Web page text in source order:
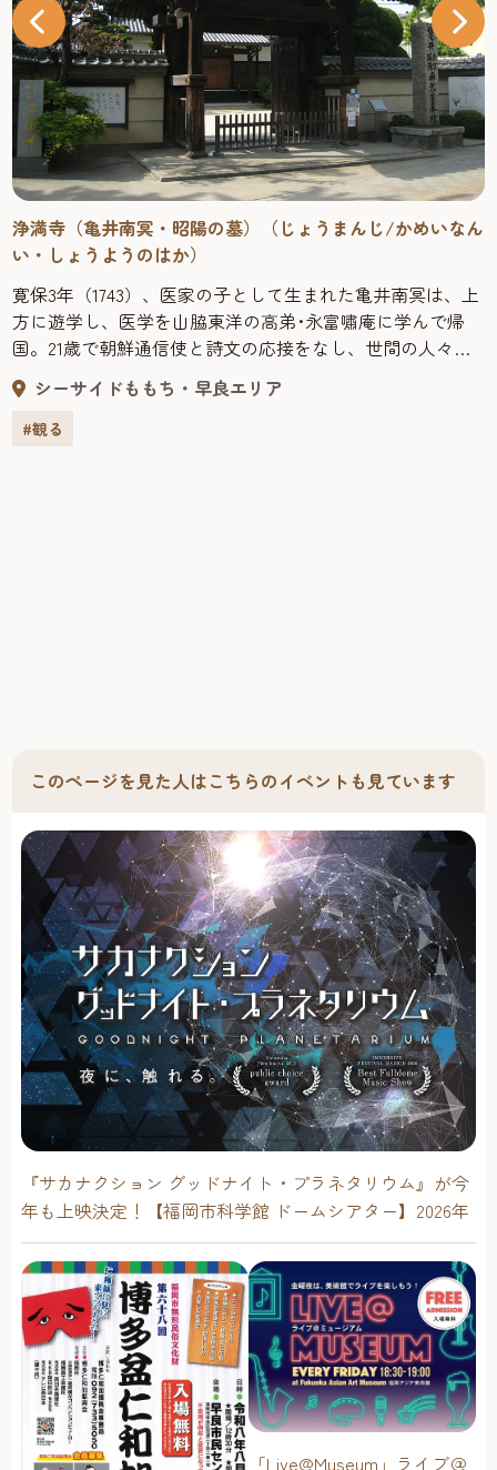
浄満寺（亀井南冥・昭陽の墓）（じょうまんじ/かめいなん
い・しょうようのはか）
寛保3年（1743）、医家の子として生まれた亀井南冥は、上
方に遊学し、医学を山脇東洋の高弟･永富嘯庵に学んで帰
国。21歳で朝鮮通信使と詩文の応接をなし、世間の人々を
驚かせた。天明4年（1784）、藩校甘棠館の創設に伴い館長
に迎えられて多く人材を育成し、志賀島から金印が出土し
たこの年に、『金印弁』を著してその保護に尽力した。そ
シーサイドももち・早良エリア
#観る
このページを見た人はこちらのイベントも見ています
『サカナクション グッドナイト・プラネタリウム』が今
年も上映決定！【福岡市科学館 ドームシアター】2026年
「Live@Museum」ライブ＠